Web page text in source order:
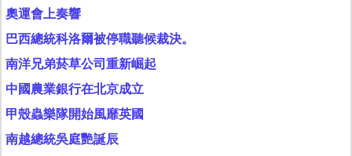
奧運會上奏響
巴西總統科洛爾被停職聽候裁決。
南洋兄弟菸草公司重新崛起
中國農業銀行在北京成立
甲殼蟲樂隊開始風靡英國
南越總統吳庭艷誕辰